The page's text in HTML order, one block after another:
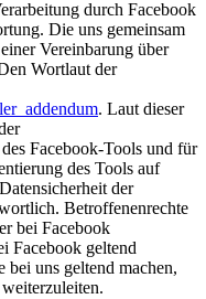
durch Facebook
Die uns gemeinsam
Vereinbarung über
Wortlaut der
. Laut dieser
Facebook-Tools und für
des Tools auf
der
Betroffenenrechte
bei Facebook
Facebook geltend
bei uns geltend machen,